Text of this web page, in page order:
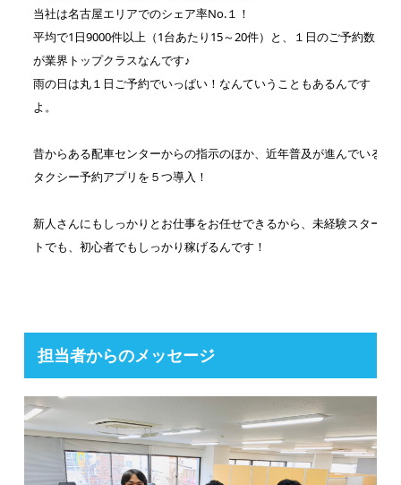
当社は名古屋エリアでのシェア率No.１！
平均で1日9000件以上（1台あたり15～20件）と、１日のご予約数
が業界トップクラスなんです♪
雨の日は丸１日ご予約でいっぱい！なんていうこともあるんです
よ。
昔からある配車センターからの指示のほか、近年普及が進んでいる
タクシー予約アプリを５つ導入！
新人さんにもしっかりとお仕事をお任せできるから、未経験スター
トでも、初心者でもしっかり稼げるんです！
担当者からのメッセージ